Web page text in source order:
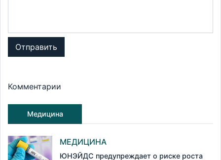
Отправить
Комментарии
Медицина
МЕДИЦИНА
ЮНЭЙДС предупреждает о риске роста